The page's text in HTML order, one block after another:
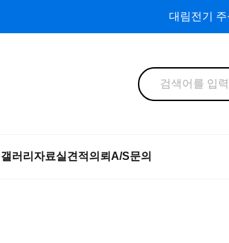
대림전기
갤러리 자료실 견적의뢰 A/S문의